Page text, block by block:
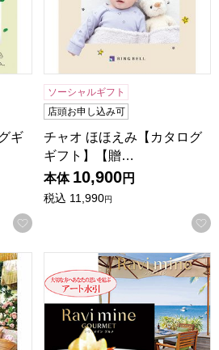
ギ
お気に入りに登録する
ソーシャルギフト
店頭お申し込み可
チャオ ほほえみ【カタログ
ギフト】【贈…
本体 10,900円
税込 11,990円
【カタログギフト】【年間ギフト
ラヴィマイン トパーズ＆エ